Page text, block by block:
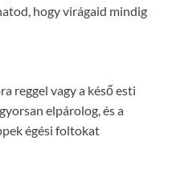
hogy virágaid mindig
reggel vagy a késő esti
elpárolog, és a
égési foltokat